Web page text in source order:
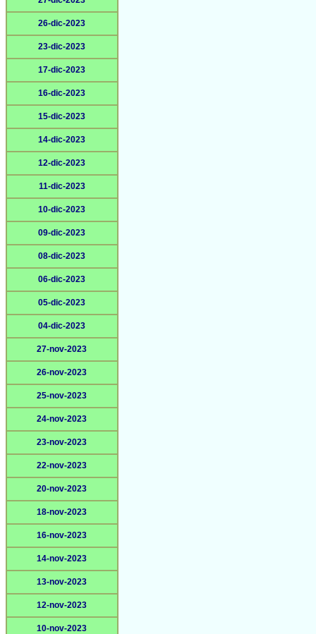
26-dic-2023
23-dic-2023
17-dic-2023
16-dic-2023
15-dic-2023
14-dic-2023
12-dic-2023
11-dic-2023
10-dic-2023
09-dic-2023
08-dic-2023
06-dic-2023
05-dic-2023
04-dic-2023
27-nov-2023
26-nov-2023
25-nov-2023
24-nov-2023
23-nov-2023
22-nov-2023
20-nov-2023
18-nov-2023
16-nov-2023
14-nov-2023
13-nov-2023
12-nov-2023
10-nov-2023